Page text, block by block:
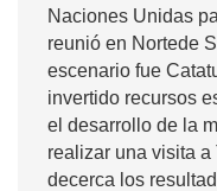
Naciones Unidas
reunió en Nortede
escenario fue
invertido recursos
el desarrollo de la
realizar una visita
decerca los